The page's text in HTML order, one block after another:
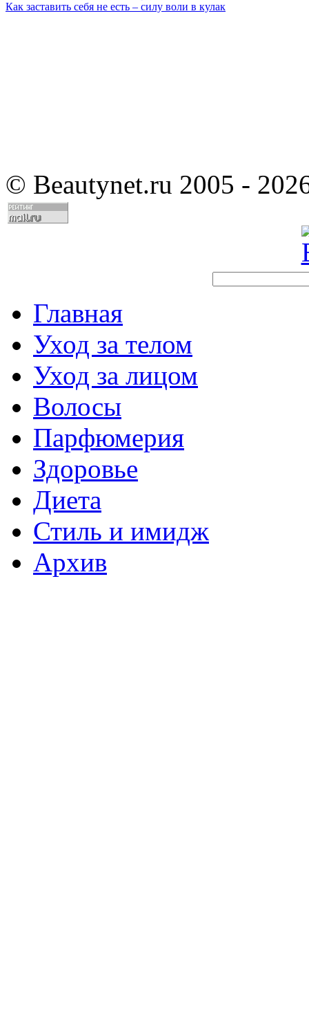
Как заставить себя не есть – силу воли в кулак
© Beautynet.ru 2005 -
Главная
Уход за телом
Уход за лицом
Волосы
Парфюмерия
Здоровье
Диета
Стиль и имидж
Архив